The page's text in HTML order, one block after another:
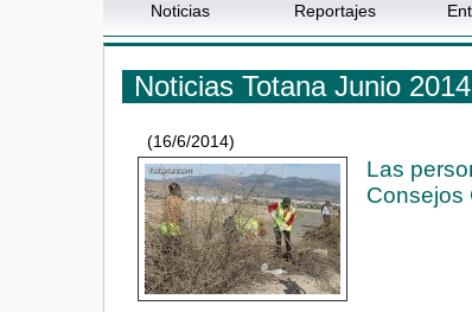
Noticias Reportajes
Noticias Totana Junio 2014
(16/6/2014)
Las
Consejos